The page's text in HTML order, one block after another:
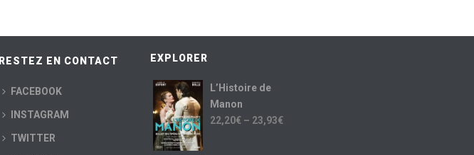
RESTEZ EN CONTACT
FACEBOOK
INSTAGRAM
TWITTER
EXPLORER
L’Histoire de
Manon
22,20€ – 23,93€